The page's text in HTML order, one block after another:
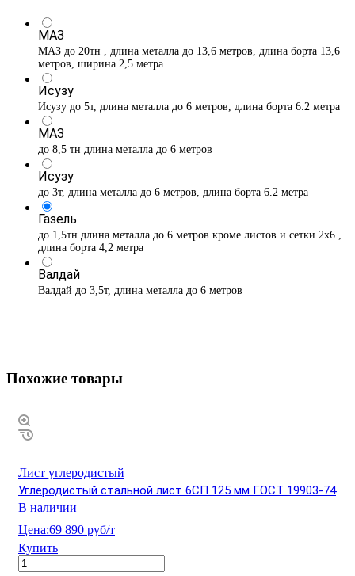
МАЗ
МАЗ до 20тн , длина металла до 13,6 метров, длина борта 13,6
метров, ширина 2,5 метра
Исузу
Исузу до 5т, длина металла до 6 метров, длина борта 6.2 метра
МАЗ
до 8,5 тн длина металла до 6 метров
Исузу
до 3т, длина металла до 6 метров, длина борта 6.2 метра
Газель
до 1,5тн длина металла до 6 метров кроме листов и сетки 2х6 ,
длина борта 4,2 метра
Валдай
Валдай до 3,5т, длина металла до 6 метров
Похожие товары
Лист углеродистый
Углеродистый стальной лист 6СП 125 мм ГОСТ 19903-74
В наличии
Цена:69 890 руб/т
Купить